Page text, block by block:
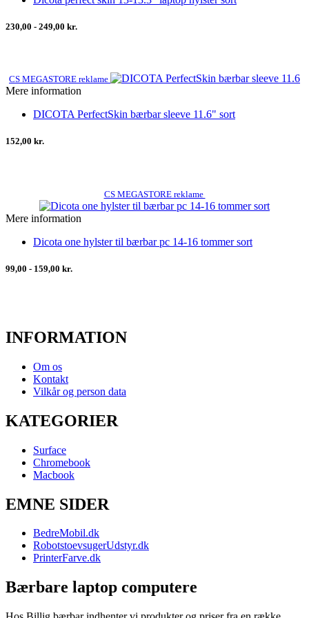
230,00 - 249,00 kr.
CS MEGASTORE reklame
Mere information
DICOTA PerfectSkin bærbar sleeve 11.6" sort
152,00 kr.
CS MEGASTORE reklame
Mere information
Dicota one hylster til bærbar pc 14-16 tommer sort
99,00 - 159,00 kr.
INFORMATION
Om os
Kontakt
Vilkår og person data
KATEGORIER
Surface
Chromebook
Macbook
EMNE SIDER
BedreMobil.dk
RobotstoevsugerUdstyr.dk
PrinterFarve.dk
Bærbare laptop computere